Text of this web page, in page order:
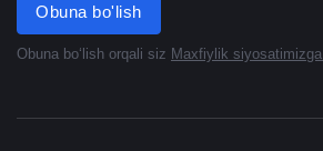
Obuna bo'lish
Obuna boʻlish orqali siz Maxfiylik siyosatimizga